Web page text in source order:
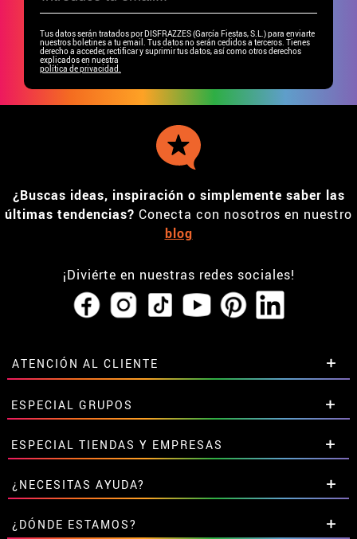
Tus datos serán tratados por DISFRAZZES (García Fiestas, S.L.) para enviarte
nuestros boletines a tu email. Tus datos no serán cedidos a terceros. Tienes
derecho a acceder, rectificar y suprimir tus datos, así como otros derechos
explicados en nuestra
política de privacidad.
¿Buscas ideas, inspiración o simplemente saber las
últimas tendencias? Conecta con nosotros en nuestro
blog
¡Diviérte en nuestras redes sociales!
ATENCIÓN AL CLIENTE
• Horario tienda IBI
•Descuento estudiantes
• Sobre nosotros
• Condiciones de venta
• Aviso legal yPrivacidad
• Atencion al cliente
• Uso de Cookies
•Configuración de cookies
ESPECIAL GRUPOS
Descuentos especiales para grupos.
Contáctanos aquí
ESPECIAL TIENDAS Y EMPRESAS
Descuentos exclusivos para tiendas y empresas.
Contáctanos aquí
¿NECESITAS AYUDA?
Aún no he hecho mi pedido
¿DÓNDE ESTAMOS?